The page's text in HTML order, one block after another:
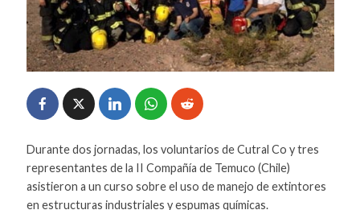
Durante dos jornadas, los voluntarios de Cutral Co y tres
representantes de la II Compañía de Temuco (Chile)
asistieron a un curso sobre el uso de manejo de extintores
en estructuras industriales y espumas químicas.